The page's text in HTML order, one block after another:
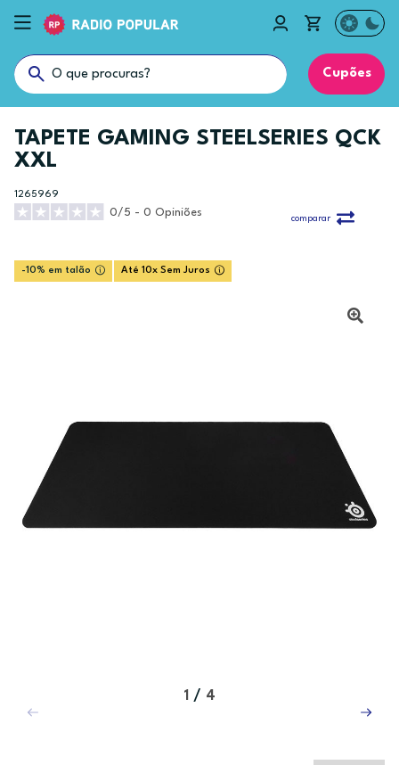
Cupões
TAPETE GAMING STEELSERIES QCK
XXL
1265969
0/5 - 0 Opiniões
comparar
-10% em talão Até 10x Sem Juros
1 / 4